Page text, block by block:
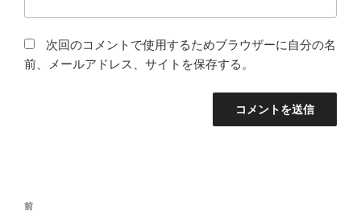
次回のコメントで使用するためブラウザーに自分の名
前、メールアドレス、サイトを保存する。
投
前
前